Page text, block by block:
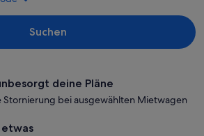
Suchen
deine Pläne
Stornierung bei ausgewählten Mietwagen